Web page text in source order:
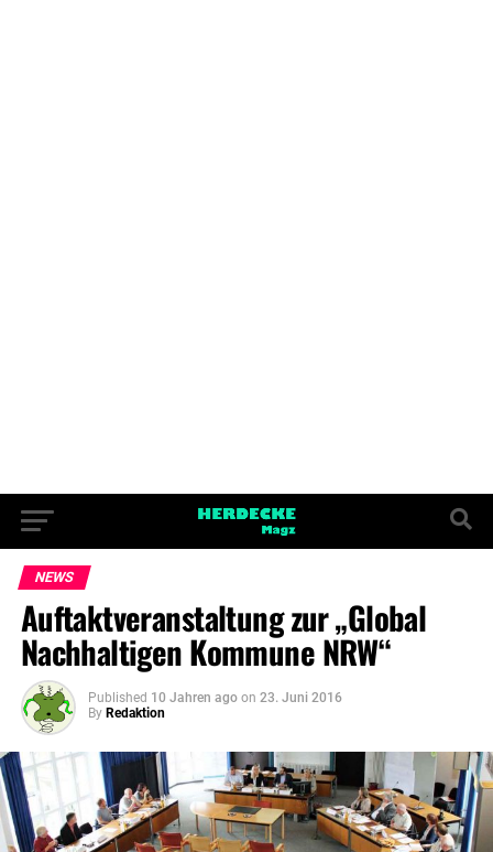
NEWS
Auftaktveranstaltung zur „Global
Nachhaltigen Kommune NRW“
Published 10 Jahren ago on 23. Juni 2016
By Redaktion